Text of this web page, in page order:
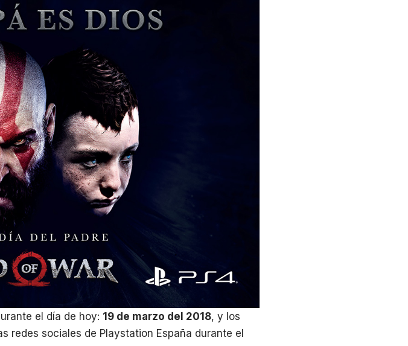
el día de hoy: 19 de marzo del 2018, y los
redes sociales de Playstation España durante el